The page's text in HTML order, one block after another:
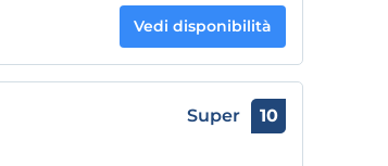
Vedi disponibilità
Super 10